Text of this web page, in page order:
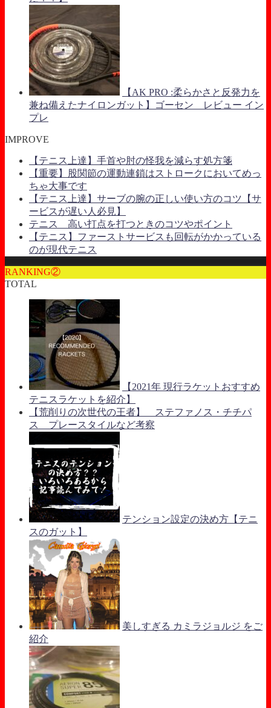
【AK PRO :柔らかさと反発力を
兼ね備えたナイロンガット】ゴーセン レビュー イン
プレ
IMPROVE
【テニス上達】手首や肘の怪我を減らす処方箋
【重要】股関節の運動連鎖はストロークにおいてめっ
ちゃ大事です
【テニス上達】サーブの腕の正しい使い方のコツ【サ
ービスが遅い人必見】
テニス 高い打点を打つときのコツやポイント
【テニス】ファーストサービスも回転がかかっている
のが現代テニス
RANKING②
TOTAL
【2021年 現行ラケットおすすめ
テニスラケットを紹介】
【荒削りの次世代の王者】 ステファノス・チチパ
ス プレースタイルなど考察
テンション設定の決め方【テニ
スのガット】
美しすぎる カミラジョルジ をご
紹介